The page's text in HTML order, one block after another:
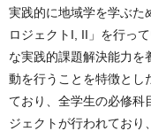
実践的に地域学を学ぶた
ロジェクトI, II」を行っ
な実践的課題解決能力を
動を行うことを特徴とし
ており、全学生の必修科
ジェクトが行われており